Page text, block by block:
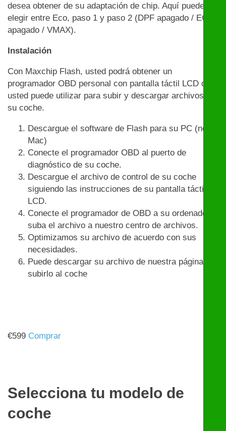
desea obtener de su adaptación de chip. Aquí puede
elegir entre Eco, paso 1 y paso 2 (DPF apagado / EGR
apagado / VMAX).
Instalación
Con Maxchip Flash, usted podrá obtener un
programador OBD personal con pantalla táctil LCD que
usted puede utilizar para subir y descargar archivos en
su coche.
Descargue el software de Flash para su PC (no
Mac)
Conecte el programador OBD al puerto de
diagnóstico de su coche.
Descargue el archivo de control de su coche
siguiendo las instrucciones de su pantalla táctil
LCD.
Conecte el programador de OBD a su ordenador y
suba el archivo a nuestro centro de archivos.
Optimizamos su archivo de acuerdo con sus
necesidades.
Puede descargar su archivo de nuestra página y
subirlo al coche
€599 Comprar
Selecciona tu modelo de
coche